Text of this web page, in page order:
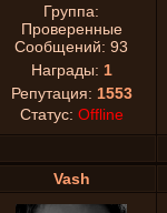
Группа:
Проверенные
Сообщений: 93
Награды: 1
Репутация: 1553
Статус: Offline
Vash